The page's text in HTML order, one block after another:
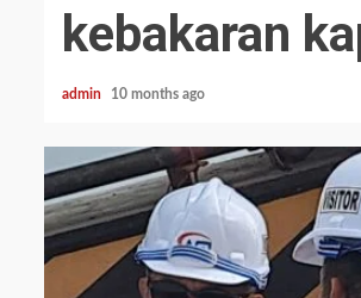
kebakaran
admin 10 months ago